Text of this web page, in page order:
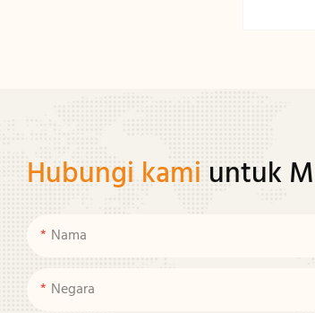
Hubungi kami untuk
Nama
Negara